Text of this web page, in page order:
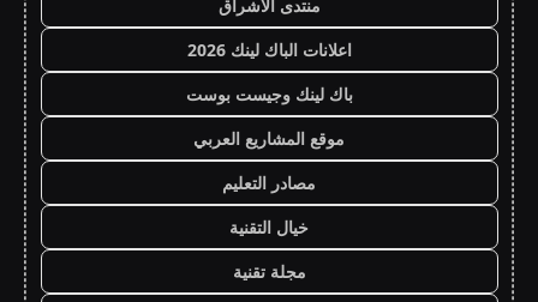
منتدى الاشراق
اعلانات الباك لينك 2026
باك لينك وجيست بوست
موقع المشاريع العربي
مصادر التعليم
خيال التقنية
مجلة تقنية